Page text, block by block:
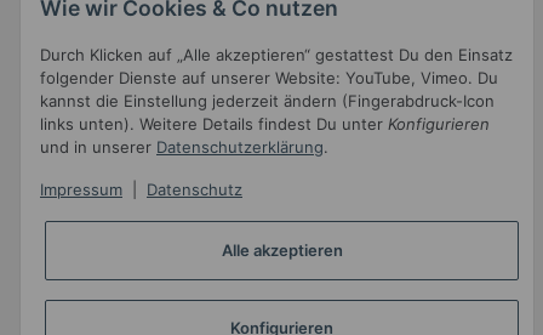
Widerrufsbutton
* Alle Preise inkl. gesetzlicher USt.
Wie wir Cookies & Co nutzen
Durch Klicken auf „Alle akzeptieren“ gestattest Du den Einsatz
folgender Dienste auf unserer Website: YouTube, Vimeo. Du
kannst die Einstellung jederzeit ändern (Fingerabdruck-Icon
links unten). Weitere Details findest Du unter Konfigurieren
und in unserer Datenschutzerklärung.
Impressum Datenschutz
Alle akzeptieren
Konfigurieren